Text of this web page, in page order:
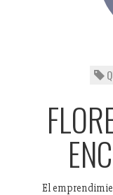
El